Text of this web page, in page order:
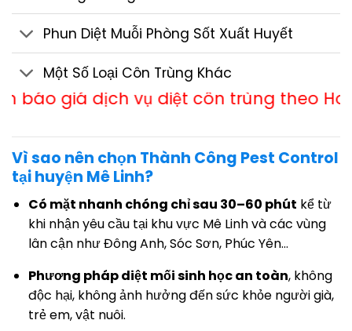
Phun Diệt Muỗi Phòng Sốt Xuất Huyết
Một Số Loại Côn Trùng Khác
vụ diệt côn trùng theo Hotline 0583
Vì sao nên chọn Thành Công Pest Control
tại huyện Mê Linh?
Có mặt nhanh chóng chỉ sau 30–60 phút kể từ
khi nhận yêu cầu tại khu vực Mê Linh và các vùng
lân cận như Đông Anh, Sóc Sơn, Phúc Yên…
Phương pháp diệt mối sinh học an toàn, không
độc hại, không ảnh hưởng đến sức khỏe người già,
trẻ em, vật nuôi.